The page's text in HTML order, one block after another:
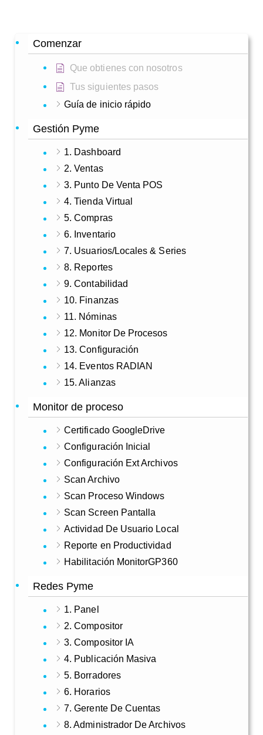
Comenzar
Que obtienes con nosotros
Tus siguientes pasos
Guía de inicio rápido
Gestión Pyme
1. Dashboard
2. Ventas
3. Punto De Venta POS
4. Tienda Virtual
5. Compras
6. Inventario
7. Usuarios/Locales & Series
8. Reportes
9. Contabilidad
10. Finanzas
11. Nóminas
12. Monitor De Procesos
13. Configuración
14. Eventos RADIAN
15. Alianzas
Monitor de proceso
Certificado GoogleDrive
Configuración Inicial
Configuración Ext Archivos
Scan Archivo
Scan Proceso Windows
Scan Screen Pantalla
Actividad De Usuario Local
Reporte en Productividad
Habilitación MonitorGP360
Redes Pyme
1. Panel
2. Compositor
3. Compositor IA
4. Publicación Masiva
5. Borradores
6. Horarios
7. Gerente De Cuentas
8. Administrador De Archivos